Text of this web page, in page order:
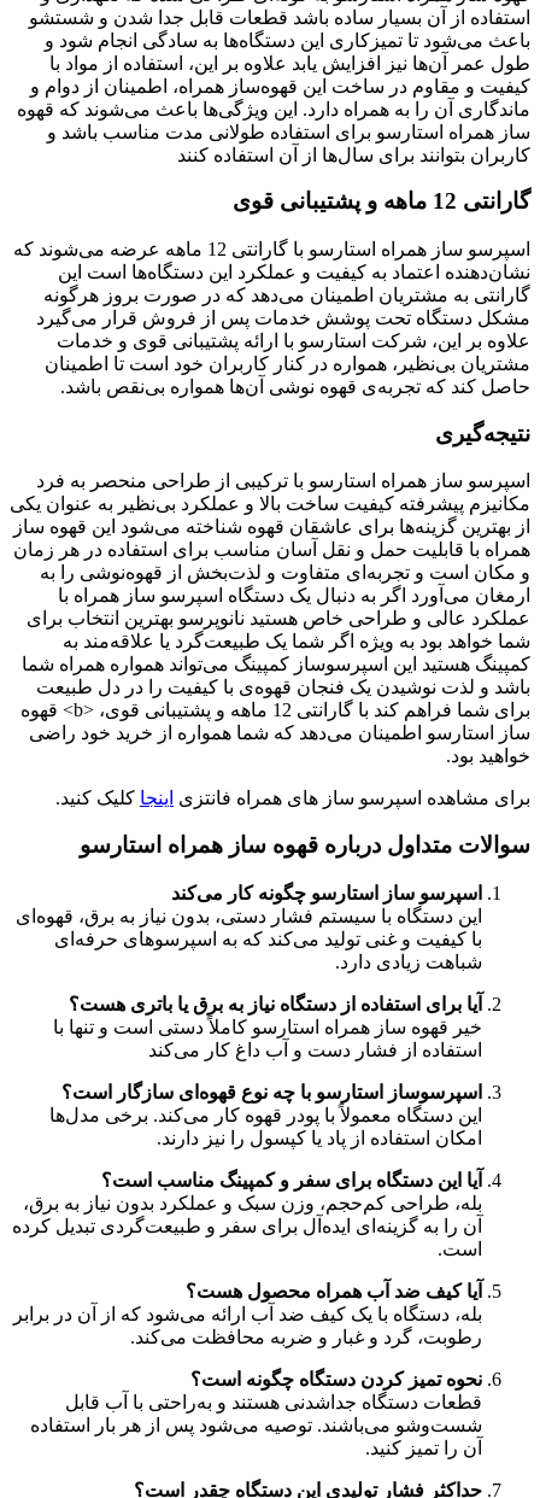
استفاده از آن بسیار ساده باشد قطعات قابل جدا شدن و شستشو
باعث می‌شود تا تمیزکاری این دستگاه‌ها به سادگی انجام شود و
طول عمر آن‌ها نیز افزایش یابد علاوه بر این، استفاده از مواد با
کیفیت و مقاوم در ساخت این قهوه‌ساز همراه، اطمینان از دوام و
ماندگاری آن را به همراه دارد. این ویژگی‌ها باعث می‌شوند که قهوه
ساز همراه استارسو برای استفاده طولانی مدت مناسب باشد و
کاربران بتوانند برای سال‌ها از آن استفاده کنند
گارانتی 12 ماهه و پشتیبانی قوی
اسپرسو ساز همراه استارسو با گارانتی 12 ماهه عرضه می‌شوند که
نشان‌دهنده اعتماد به کیفیت و عملکرد این دستگاه‌ها است این
گارانتی به مشتریان اطمینان می‌دهد که در صورت بروز هرگونه
مشکل دستگاه تحت پوشش خدمات پس از فروش قرار می‌گیرد
علاوه بر این، شرکت استارسو با ارائه پشتیبانی قوی و خدمات
مشتریان بی‌نظیر، همواره در کنار کاربران خود است تا اطمینان
حاصل کند که تجربه‌ی قهوه نوشی آن‌ها همواره بی‌نقص باشد.
نتیجه‌گیری
اسپرسو ساز همراه استارسو با ترکیبی از طراحی منحصر به فرد
مکانیزم پیشرفته کیفیت ساخت بالا و عملکرد بی‌نظیر به عنوان یکی
از بهترین گزینه‌ها برای عاشقان قهوه شناخته می‌شود این قهوه ساز
همراه با قابلیت حمل و نقل آسان مناسب برای استفاده در هر زمان
و مکان است و تجربه‌ای متفاوت و لذت‌بخش از قهوه‌نوشی را به
ارمغان می‌آورد اگر به دنبال یک دستگاه اسپرسو ساز همراه با
عملکرد عالی و طراحی خاص هستید نانوپرسو بهترین انتخاب برای
شما خواهد بود به ویژه اگر شما یک طبیعت‌گرد یا علاقه‌مند به
کمپینگ هستید این اسپرسوساز کمپینگ می‌تواند همواره همراه شما
باشد و لذت نوشیدن یک فنجان قهوه‌ی با کیفیت را در دل طبیعت
برای شما فراهم کند با گارانتی 12 ماهه و پشتیبانی قوی، <b> قهوه
ساز استارسو اطمینان می‌دهد که شما همواره از خرید خود راضی
خواهید بود.
برای مشاهده اسپرسو ساز های همراه فانتزی اینجا کلیک کنید.
سوالات متداول درباره قهوه ساز همراه استارسو
اسپرسو ساز استارسو چگونه کار می‌کند
این دستگاه با سیستم فشار دستی، بدون نیاز به برق، قهوه‌ای
با کیفیت و غنی تولید می‌کند که به اسپرسوهای حرفه‌ای
شباهت زیادی دارد.
آیا برای استفاده از دستگاه نیاز به برق یا باتری هست؟
خیر قهوه ساز همراه استارسو کاملاً دستی است و تنها با
استفاده از فشار دست و آب داغ کار می‌کند
اسپرسوساز استارسو با چه نوع قهوه‌ای سازگار است؟
این دستگاه معمولاً با پودر قهوه کار می‌کند. برخی مدل‌ها
امکان استفاده از پاد یا کپسول را نیز دارند.
آیا این دستگاه برای سفر و کمپینگ مناسب است؟
بله، طراحی کم‌حجم، وزن سبک و عملکرد بدون نیاز به برق،
آن را به گزینه‌ای ایده‌آل برای سفر و طبیعت‌گردی تبدیل کرده
است.
آیا کیف ضد آب همراه محصول هست؟
بله، دستگاه با یک کیف ضد آب ارائه می‌شود که از آن در برابر
رطوبت، گرد و غبار و ضربه محافظت می‌کند.
نحوه تمیز کردن دستگاه چگونه است؟
قطعات دستگاه جداشدنی هستند و به‌راحتی با آب قابل
شست‌وشو می‌باشند. توصیه می‌شود پس از هر بار استفاده
آن را تمیز کنید.
حداکثر فشار تولیدی این دستگاه چقدر است؟